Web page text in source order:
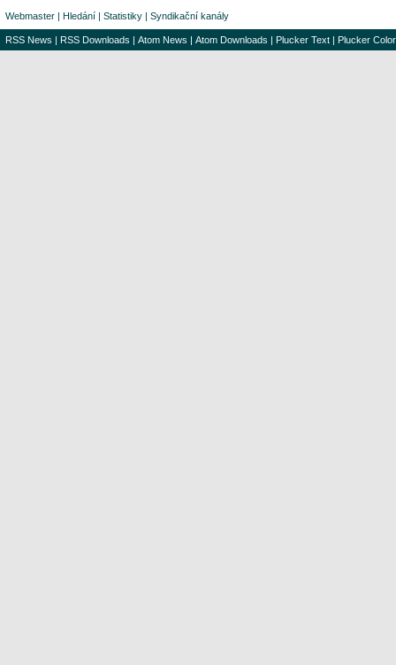
Webmaster | Hledání | Statistiky | Syndikační kanály
RSS News | RSS Downloads | Atom News | Atom Downloads | Plucker Text | Plucker Color